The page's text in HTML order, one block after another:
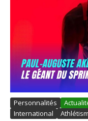
Personnalités
International